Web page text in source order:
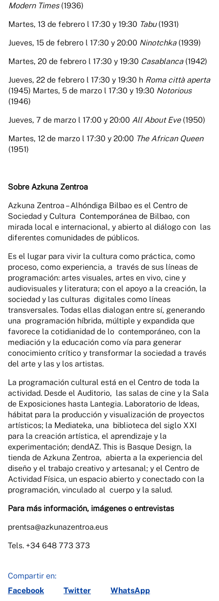
Modern Times (1936)
Martes, 13 de febrero l 17:30 y 19:30 Tabu (1931)
Jueves, 15 de febrero l 17:30 y 20:00 Ninotchka (1939)
Martes, 20 de febrero l 17:30 y 19:30 Casablanca (1942)
Jueves, 22 de febrero l 17:30 y 19:30 h Roma città aperta
(1945) Martes, 5 de marzo l 17:30 y 19:30 Notorious
(1946)
Jueves, 7 de marzo l 17:00 y 20:00 All About Eve (1950)
Martes, 12 de marzo l 17:30 y 20:00 The African Queen
(1951)
Sobre Azkuna Zentroa
Azkuna Zentroa – Alhóndiga Bilbao es el Centro de
Sociedad y Cultura Contemporánea de Bilbao, con
mirada local e internacional, y abierto al diálogo con las
diferentes comunidades de públicos.
Es el lugar para vivir la cultura como práctica, como
proceso, como experiencia, a través de sus líneas de
programación: artes visuales, artes en vivo, cine y
audiovisuales y literatura; con el apoyo a la creación, la
sociedad y las culturas digitales como líneas
transversales. Todas ellas dialogan entre sí, generando
una programación híbrida, múltiple y expandida que
favorece la cotidianidad de lo contemporáneo, con la
mediación y la educación como vía para generar
conocimiento crítico y transformar la sociedad a través
del arte y las y los artistas.
La programación cultural está en el Centro de toda la
actividad. Desde el Auditorio, las salas de cine y la Sala
de Exposiciones hasta Lantegia. Laboratorio de Ideas,
hábitat para la producción y visualización de proyectos
artísticos; la Mediateka, una biblioteca del siglo XXI
para la creación artística, el aprendizaje y la
experimentación; dendAZ. This is Basque Design, la
tienda de Azkuna Zentroa, abierta a la experiencia del
diseño y el trabajo creativo y artesanal; y el Centro de
Actividad Física, un espacio abierto y conectado con la
programación, vinculado al cuerpo y la salud.
Para más información, imágenes o entrevistas
prentsa@azkunazentroa.eus
Tels. +34 648 773 373
Compartir en:
Facebook
Twitter WhatsApp